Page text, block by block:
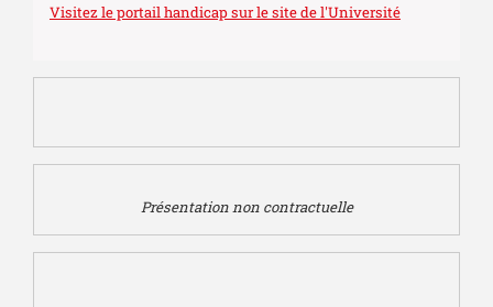
Visitez le portail handicap sur le site de l'Université
Présentation non contractuelle